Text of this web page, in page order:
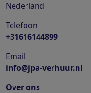
Nederland
Telefoon
+31616144899
Email
info@jpa-verhuur.nl
Over ons